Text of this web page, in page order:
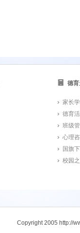
德
家长
德育
班级
心理
国旗
校园
Copyright 2005 http://